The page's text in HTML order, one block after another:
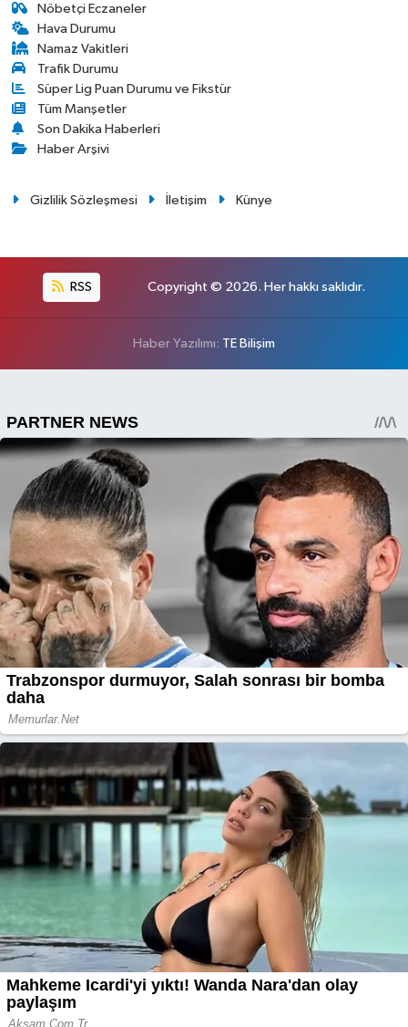
Nöbetçi Eczaneler
Hava Durumu
Namaz Vakitleri
Trafik Durumu
Süper Lig Puan Durumu ve Fikstür
Tüm Manşetler
Son Dakika Haberleri
Haber Arşivi
Gizlilik Sözleşmesi İletişim Künye
RSS Copyright © 2026. Her hakkı saklıdır.
Haber Yazılımı: TE Bilişim